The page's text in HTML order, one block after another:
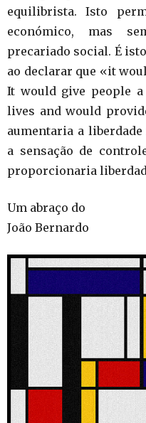
equilibrista. Isto
económico, mas
precariado social. É
ao declarar que «it
It would give people
lives and would
aumentaria a
a sensação de
proporcionaria
Um abraço do
João Bernardo